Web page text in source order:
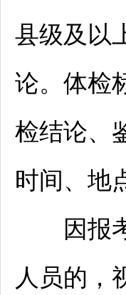
县级及以
论。体检
检结论、
时间、地
因报考
人员的，